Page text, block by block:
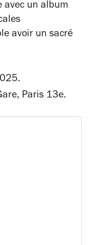
avec un album
avoir un sacré
Paris 13e.